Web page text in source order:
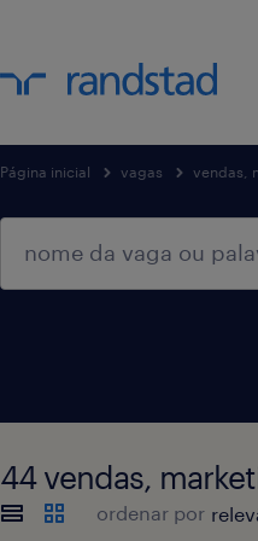
Página inicial vagas vendas,
44 vendas,
ordenar por